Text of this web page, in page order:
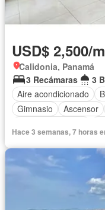
USD$ 2,500/
Calidonia, Panamá
3 Recámaras
3
Aire acondicionado
Gimnasio
Ascensor
Hace 3 semanas, 7 horas